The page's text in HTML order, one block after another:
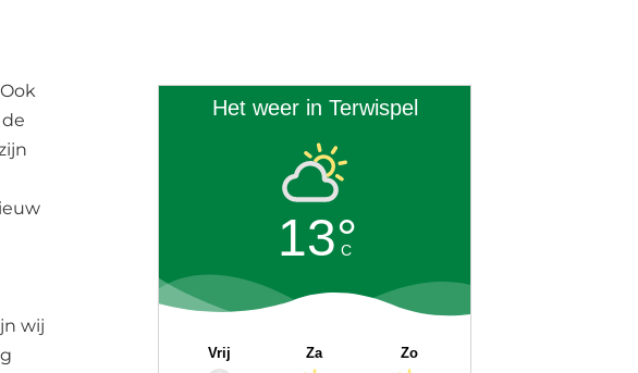
wij
Het weer in Terwispel
13°
C
Vrij Za Zo